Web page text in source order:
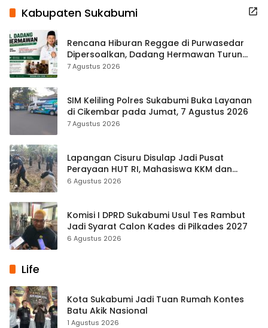
Kabupaten Sukabumi
Rencana Hiburan Reggae di Purwasedar
Dipersoalkan, Dadang Hermawan Turun
Memfasilitasi Musyawarah
7 Agustus 2026
SIM Keliling Polres Sukabumi Buka Layanan
di Cikembar pada Jumat, 7 Agustus 2026
7 Agustus 2026
Lapangan Cisuru Disulap Jadi Pusat
Perayaan HUT RI, Mahasiswa KKM dan
Warga Satukan Tenaga
6 Agustus 2026
Komisi I DPRD Sukabumi Usul Tes Rambut
Jadi Syarat Calon Kades di Pilkades 2027
6 Agustus 2026
Life
Kota Sukabumi Jadi Tuan Rumah Kontes
Batu Akik Nasional
1 Agustus 2026